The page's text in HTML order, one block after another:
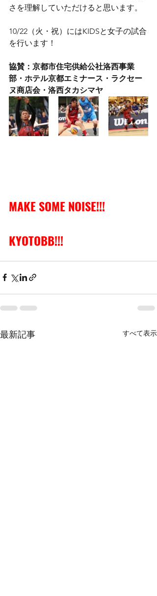
さを理解していただけると思います。
10/22（火・祝）にはKIDSと女子の試合
を行います！
協賛：京都市住宅供給公社洛西事業
部・ホテル京都エミナース・ラクセー
ヌ商店会・洛西タカシマヤ
MAKE SOME NOISE!!!
KYOTOBB!!!
最新記事 すべて表示